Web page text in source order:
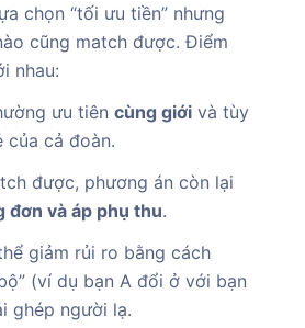
chọn “tối ưu tiền” nhưng
cũng match được. Điểm
nhau:
ưu tiên cùng giới và tùy
của cả đoàn.
được, phương án còn lại
đơn và áp phụ thu.
giảm rủi ro bằng cách
(ví dụ bạn A đổi ở với bạn
ghép người lạ.